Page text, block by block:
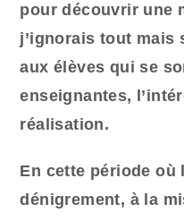
pour découvrir une
j’ignorais tout mais
aux élèves qui se
enseignantes,
réalisation.
En cette période où
dénigrement, à la